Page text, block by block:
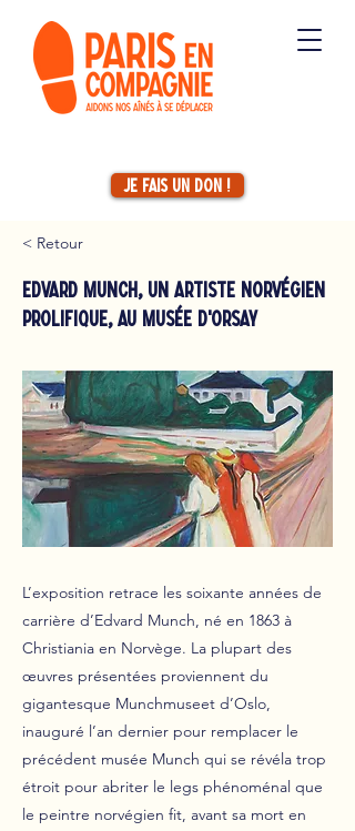
Je fais un don !
< Retour
Edvard Munch, un artiste norvégien
prolifique, au musée d'Orsay
L’exposition retrace les soixante années de
carrière d’Edvard Munch, né en 1863 à
Christiania en Norvège. La plupart des
œuvres présentées proviennent du
gigantesque Munchmuseet d’Oslo,
inauguré l’an dernier pour remplacer le
précédent musée Munch qui se révéla trop
étroit pour abriter le legs phénoménal que
le peintre norvégien fit, avant sa mort en